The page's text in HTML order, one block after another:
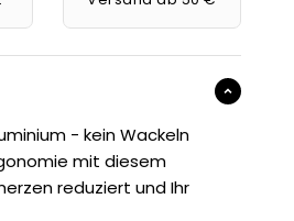
- kein Wackeln
mit diesem
reduziert und Ihr